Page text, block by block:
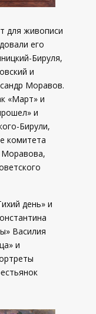
для живописи
его
Бируля,
и
Моравов.
«Март» и
и
Бирули,
комитета
день» и
Василия
и